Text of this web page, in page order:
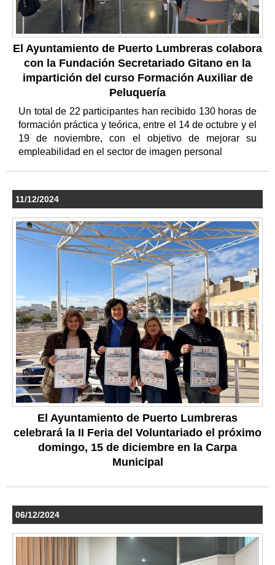
El Ayuntamiento de Puerto Lumbreras colabora
con la Fundación Secretariado Gitano en la
impartición del curso Formación Auxiliar de
Peluquería
Un total de 22 participantes han recibido 130 horas de
formación práctica y teórica, entre el 14 de octubre y el
19 de noviembre, con el objetivo de mejorar su
empleabilidad en el sector de imagen personal
11/12/2024
El Ayuntamiento de Puerto Lumbreras
celebrará la II Feria del Voluntariado el próximo
domingo, 15 de diciembre en la Carpa
Municipal
06/12/2024